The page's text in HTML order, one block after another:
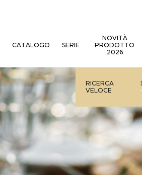
CATALOGO SERIE
NOVITÀ
PRODOTTO
2026
RICERCA
VELOCE